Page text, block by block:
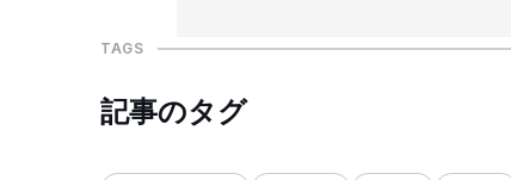
TAGS
記事のタグ